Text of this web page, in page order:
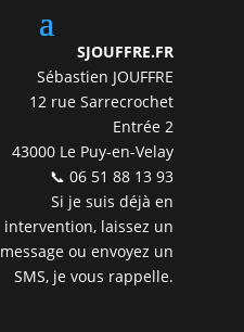
SJOUFFRE.FR
Sébastien JOUFFRE
12 rue Sarrecrochet
Entrée 2
43000 Le Puy-en-Velay
📞 06 51 88 13 93
Si je suis déjà en
intervention, laissez un
message ou envoyez un
SMS, je vous rappelle.